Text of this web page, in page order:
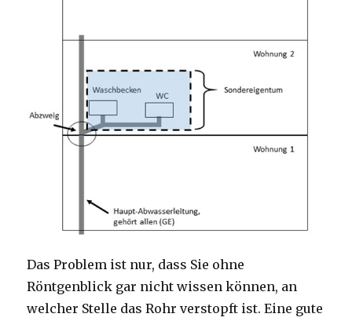
Das Problem ist nur, dass Sie ohne
Röntgenblick gar nicht wissen können, an
welcher Stelle das Rohr verstopft ist. Eine gute